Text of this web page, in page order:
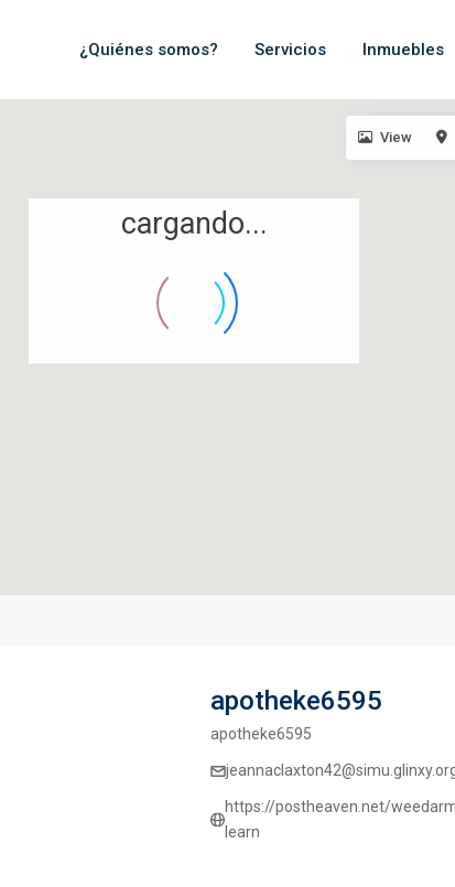
¿Quiénes somos? Servicios Inmuebles
cargando...
View
apotheke6595
apotheke6595
https://postheaven.net/
learn